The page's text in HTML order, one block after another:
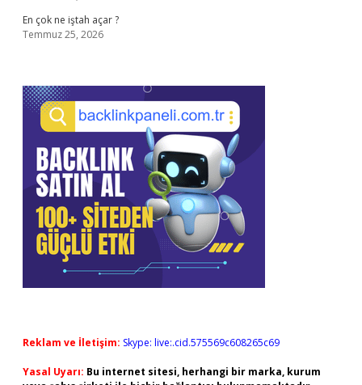
En çok ne iştah açar ?
Temmuz 25, 2026
Reklam ve İletişim: Skype: live:.cid.575569c608265c69
Yasal Uyarı: Bu internet sitesi, herhangi bir marka, kurum